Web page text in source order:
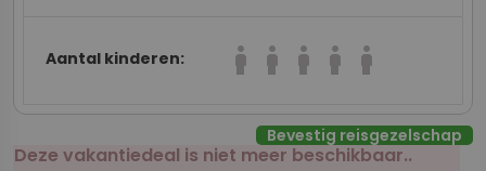
Aantal kinderen: boy boy boy boy boy
Bevestig reisgezelschap
Deze vakantiedeal is niet meer beschikbaar..